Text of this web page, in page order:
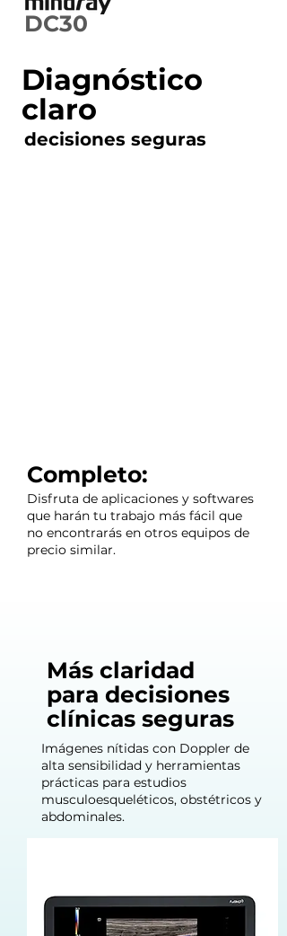
DC30
Diagnóstico
claro
decisiones seguras
Completo:
Disfruta de aplicaciones y softwares
que harán tu trabajo más fácil que
no encontrarás en otros equipos de
precio similar.
Más claridad
para decisiones
clínicas seguras
Imágenes nítidas con Doppler de
alta sensibilidad y herramientas
prácticas para estudios
musculoesqueléticos, obstétricos y
abdominales.